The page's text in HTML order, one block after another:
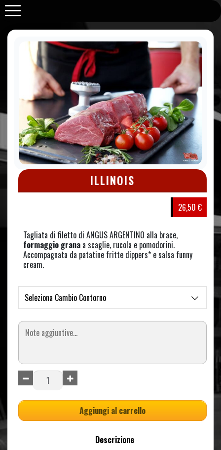
Purabrace
ILLINOIS
26,50 €
Tagliata di filetto di ANGUS ARGENTINO alla brace,
formaggio grana a scaglie, rucola e pomodorini.
Accompagnata da patatine fritte dippers* e salsa funny
cream.
Seleziona Cambio Contorno
Aggiungi al carrello
Descrizione